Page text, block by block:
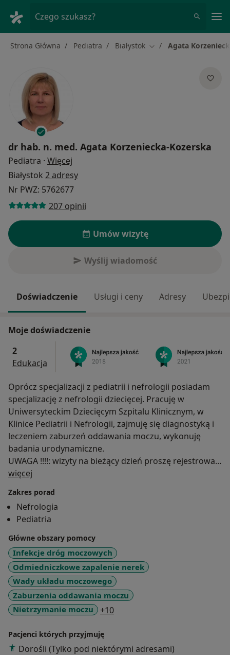
Czego szukasz?
Strona Główna Pediatra Białystok Zmień miasto
Agata
dr hab. n. med. Agata Korzeniecka-Kozerska
Pediatra · Więcej
Białystok 2 adresy
Nr PWZ: 5762677
207 opinii
Umów wizytę
Wyślij wiadomość
Doświadczenie Usługi i ceny Adresy
Moje doświadczenie
2
Edukacja
Oprócz specjalizacji z pediatrii i nefrologii posiadam
specjalizację z nefrologii dziecięcej. Pracuję w
Uniwersyteckim Dziecięcym Szpitalu Klinicznym, w
Klinice Pediatrii i Nefrologii, zajmuję się diagnostyką i
leczeniem zaburzeń oddawania moczu, wykonuję
badania urodynamiczne.
UWAGA !!!!: wizyty na bieżący dzień proszę rejestrować
do godziny 17.30 lub umawiać po kontakcie
więcej
Zakres porad
Nefrologia
Pediatria
Główne obszary pomocy
Infekcje dróg moczowych
Odmiedniczkowe zapalenie nerek
Wady układu moczowego
Zaburzenia oddawania moczu
Nietrzymanie moczu
+10a11y_sr_more_diseases
Pacjenci których przyjmuję
Dorośli (Tylko pod niektórymi adresami)